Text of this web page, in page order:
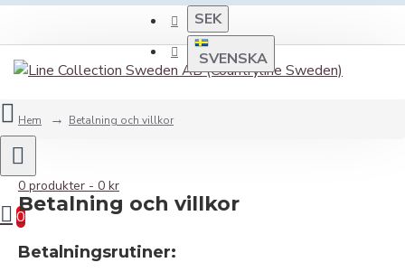
SEK
SVENSKA
0 produkter - 0 kr
0
Hem Betalning och villkor
Betalning och villkor
Betalningsrutiner: